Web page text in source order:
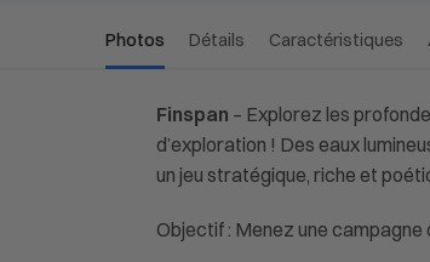
Photos Détails Caractéristiques
Finspan – Explorez les
d’exploration ! Des eaux
un jeu stratégique, riche et
Objectif : Menez une